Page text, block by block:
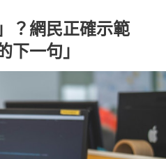
？網民正確示範
下一句」